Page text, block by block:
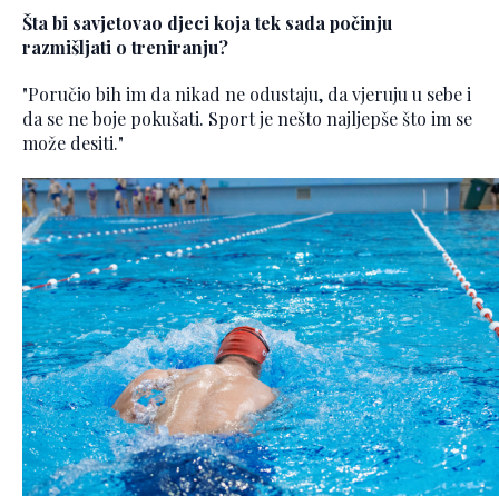
Šta bi savjetovao djeci koja tek sada počinju
razmišljati o treniranju?
"Poručio bih im da nikad ne odustaju, da vjeruju u sebe i
da se ne boje pokušati. Sport je nešto najljepše što im se
može desiti."